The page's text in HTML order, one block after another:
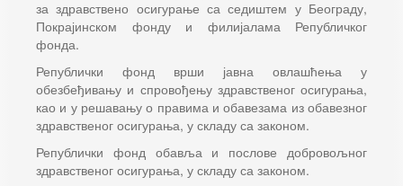
за здравствено осигурање са седиштем у Београду,
Покрајинском фонду и филијалама Републичког
фонда.
Републички фонд врши јавна овлашћења у
обезбеђивању и спровођењу здравственог осигурања,
као и у решавању о правима и обавезама из обавезног
здравственог осигурања, у складу са законом.
Републички фонд обавља и послове добровољног
здравственог осигурања, у складу са законом.